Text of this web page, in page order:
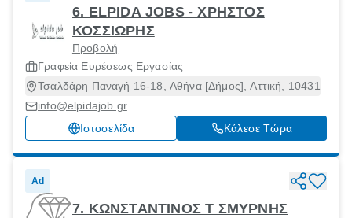
6. ELPIDA JOBS - ΧΡΗΣΤΟΣ
ΚΟΣΣΙΩΡΗΣ
Προβολή
Γραφεία Ευρέσεως Εργασίας
Τσαλδάρη Παναγή 16-18, Αθήνα [Δήμος], Αττική, 10431
info@elpidajob.gr
Ιστοσελίδα
Κάλεσε Τώρα
Ad
7. ΚΩΝΣΤΑΝΤΙΝΟΣ Τ ΣΜΥΡΝΗΣ